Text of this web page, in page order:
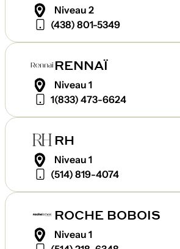
Niveau 2
(438) 801-5349
RENNAÏ
Niveau 1
1(833) 473-6624
RH
Niveau 1
(514) 819-4074
ROCHE BOBOIS
Niveau 1